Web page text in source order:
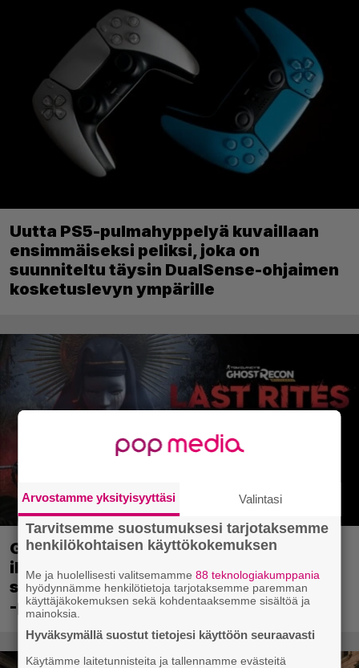
Uutta PS5-pulmahyppelyä kuvaillaan
ensimmäiseksi peliksi, joka on
suunniteltu täysin DualSense-ohjaimen
kosketuslevyn ympärille
Ghost Recon 25 vuotta: nappaa nyt
ilmaiseksi Ghost Recon: Future Soldier
sekä merkittävä Ghost Recon Wildlands
-päivitys
Arvostamme yksityisyyttäsi Valintasi
Tarvitsemme suostumuksesi tarjotaksemme
henkilökohtaisen käyttökokemuksen
Me ja huolellisesti valitsemamme88 teknologiakumppania
hyödynnämme henkilötietoja tarjotaksemme paremman
käyttäjäkokemuksen sekä kohdentaaksemme sisältöä ja
mainoksia.
Hyväksymällä suostut tietojesi käyttöön seuraavasti
Käytämme laitetunnisteita ja tallennamme evästeitä